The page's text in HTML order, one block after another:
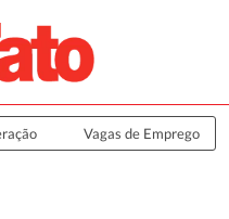
Vagas de Emprego